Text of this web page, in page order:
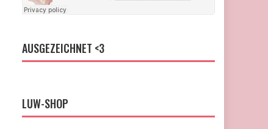
AUSGEZEICHNET <3
LUW-SHOP